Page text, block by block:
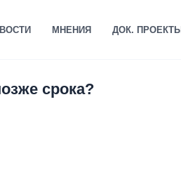
МНЕНИЯ ДОК. ПРОЕКТЫ
срока?